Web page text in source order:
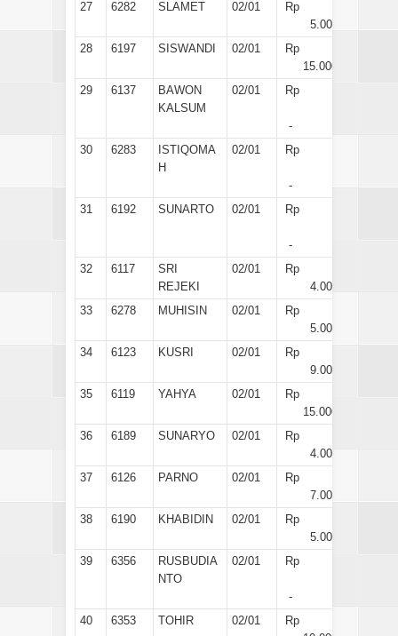
27
6282 SLAMET 02/01
Rp
5.000
28
6197 SISWANDI 02/01
Rp
15.000
29
6137
BAWON
KALSUM
02/01 Rp
-
30
6283
ISTIQOMA
H
02/01 Rp
-
31
6192 SUNARTO 02/01 Rp
-
32
6117
SRI
REJEKI
02/01
Rp
4.000
33
6278 MUHISIN 02/01
Rp
5.000
34
6123 KUSRI 02/01
Rp
9.000
35
6119 YAHYA 02/01
Rp
15.000
36
6189 SUNARYO 02/01
Rp
4.000
37
6126 PARNO 02/01
Rp
7.000
38
6190 KHABIDIN 02/01
Rp
5.000
39
6356
RUSBUDIA
NTO
02/01 Rp
-
40
6353 TOHIR 02/01
Rp